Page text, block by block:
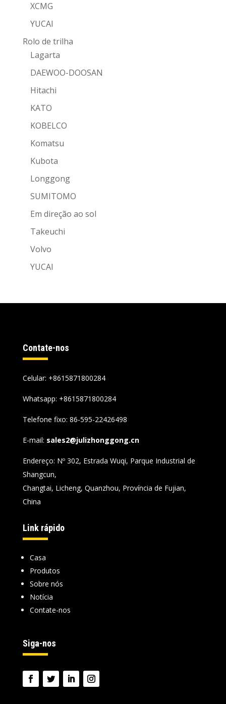
XCMG
YUCAI
Rolo de trilha
Lagarta
DAEWOO-DOOSAN
Hitachi
KATO
KOBELCO
Komatsu
Kubota
Longgong
SUMITOMO
Em direção ao sol
Takeuchi
Volvo
YUCAI
Contate-nos
Celular: +8615871800284
Whatsapp: +8615871800284
Telefone fixo: 86-595-22426498
E-mail: sales2@julizhonggong.cn
Endereço: Nº 302, Estrada Wuqi, Parque Industrial de
Shangcun,
Changtai, Licheng, Quanzhou, Província de Fujian,
China
Link rápido
Casa
Produtos
Sobre nós
Notícia
Contate-nos
Siga-nos